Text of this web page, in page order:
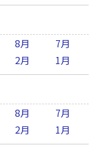
8月
7月
2月 1月
8月
7月
2月 1月